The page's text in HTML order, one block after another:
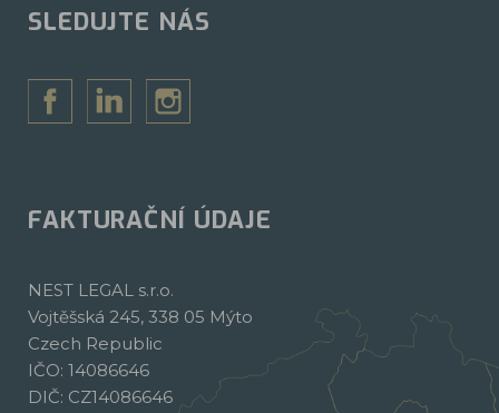
SLEDUJTE NÁS
FAKTURAČNÍ ÚDAJE
NEST LEGAL s.r.o.
Vojtěšská 245, 338 05 Mýto
Czech Republic
IČO: 14086646
DIČ: CZ14086646